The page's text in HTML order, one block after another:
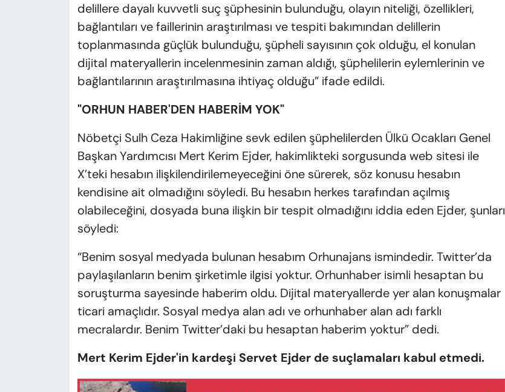
delillere dayalı kuvvetli suç şüphesinin bulunduğu, olayın niteliği, özellikleri,
bağlantıları ve faillerinin araştırılması ve tespiti bakımından delillerin
toplanmasında güçlük bulunduğu, şüpheli sayısının çok olduğu, el konulan
dijital materyallerin incelenmesinin zaman aldığı, şüphelilerin eylemlerinin ve
bağlantılarının araştırılmasına ihtiyaç olduğu” ifade edildi.
"ORHUN HABER'DEN HABERİM YOK"
Nöbetçi Sulh Ceza Hakimliğine sevk edilen şüphelilerden Ülkü Ocakları Genel
Başkan Yardımcısı Mert Kerim Ejder, hakimlikteki sorgusunda web sitesi ile
X’teki hesabın ilişkilendirilemeyeceğini öne sürerek, söz konusu hesabın
kendisine ait olmadığını söyledi. Bu hesabın herkes tarafından açılmış
olabileceğini, dosyada buna ilişkin bir tespit olmadığını iddia eden Ejder, şunları
söyledi:
“Benim sosyal medyada bulunan hesabım Orhunajans ismindedir. Twitter’da
paylaşılanların benim şirketimle ilgisi yoktur. Orhunhaber isimli hesaptan bu
soruşturma sayesinde haberim oldu. Dijital materyallerde yer alan konuşmalar
ticari amaçlıdır. Sosyal medya alan adı ve orhunhaber alan adı farklı
mecralardır. Benim Twitter’daki bu hesaptan haberim yoktur” dedi.
Mert Kerim Ejder'in kardeşi Servet Ejder de suçlamaları kabul etmedi.